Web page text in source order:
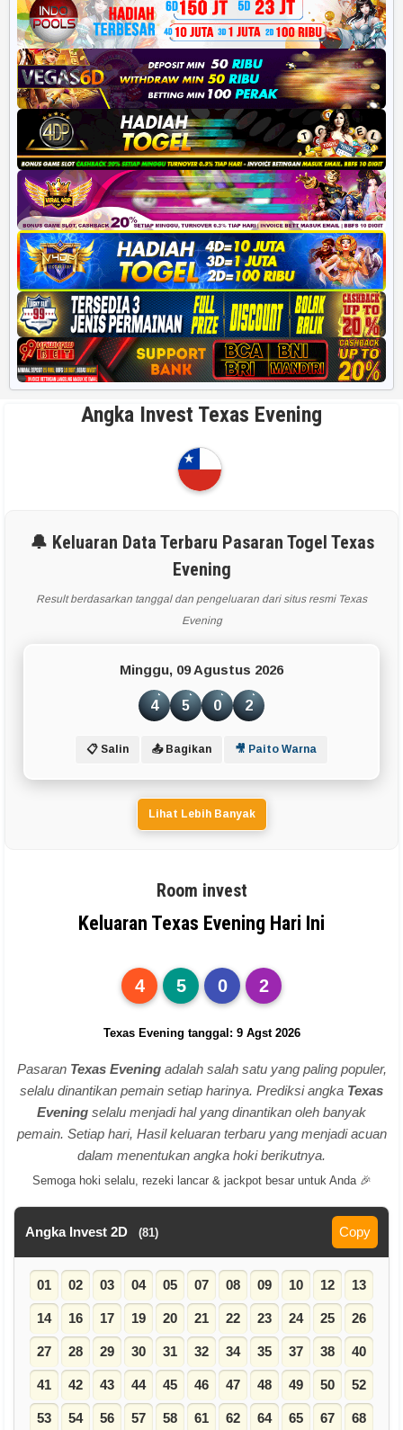
Angka Invest Texas Evening
🔔 Keluaran Data Terbaru Pasaran Togel Texas
Evening
Result berdasarkan tanggal dan pengeluaran dari situs resmi Texas
Evening
Minggu, 09 Agustus 2026
4 5 0 2
📋 Salin 📤 Bagikan 🎥 Paito Warna
Lihat Lebih Banyak
Room invest
Keluaran Texas Evening Hari Ini
4 5 0 2
Texas Evening tanggal: 9 Agst 2026
Pasaran Texas Eveningadalah salah satu yang paling populer,
selalu dinantikan pemain setiap harinya. Prediksi angka Texas
Evening selalu menjadi hal yang dinantikan oleh banyak
pemain. Setiap hari, Hasil keluaran terbaru yang menjadi acuan
dalam menentukan angka hoki berikutnya.
Semoga hoki selalu, rezeki lancar & jackpot besar untuk Anda 🎉
Angka Invest 2D (81) Copy
01 02 03 04 05 07 08 09 10 12 13
14 16 17 19 20 21 22 23 24 25 26
27 28 29 30 31 32 34 35 37 38 40
41 42 43 44 45 46 47 48 49 50 52
53 54 56 57 58 61 62 64 65 67 68